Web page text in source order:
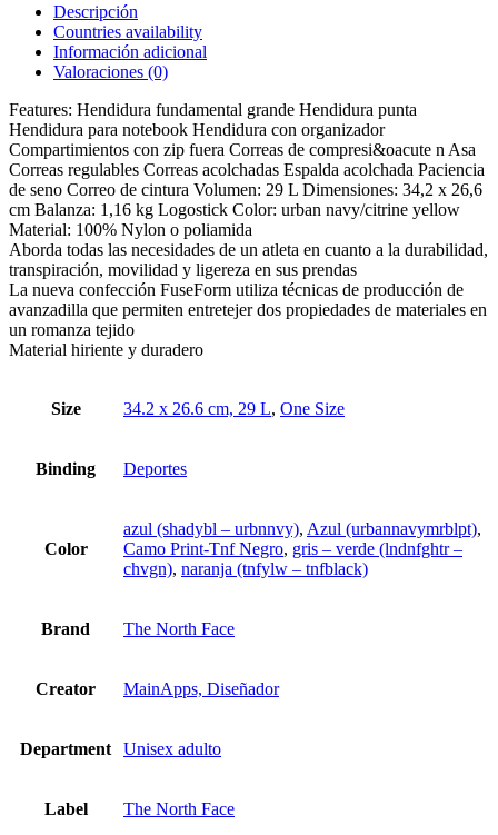
Descripción
Countries availability
Información adicional
Valoraciones (0)
Features: Hendidura fundamental grande Hendidura punta
Hendidura para notebook Hendidura con organizador
Compartimientos con zip fuera Correas de compresi&oacute n Asa
Correas regulables Correas acolchadas Espalda acolchada Paciencia
de seno Correo de cintura Volumen: 29 L Dimensiones: 34,2 x 26,6
cm Balanza: 1,16 kg Logostick Color: urban navy/citrine yellow
Material: 100% Nylon o poliamida
Aborda todas las necesidades de un atleta en cuanto a la durabilidad,
transpiración, movilidad y ligereza en sus prendas
La nueva confección FuseForm utiliza técnicas de producción de
avanzadilla que permiten entretejer dos propiedades de materiales en
un romanza tejido
Material hiriente y duradero
Size 34.2 x 26.6 cm, 29 L, One Size
Binding Deportes
Color
azul (shadybl – urbnnvy), Azul (urbannavymrblpt),
Camo Print-Tnf Negro, gris – verde (lndnfghtr –
chvgn), naranja (tnfylw – tnfblack)
Brand The North Face
Creator MainApps, Diseñador
Department Unisex adulto
Label The North Face